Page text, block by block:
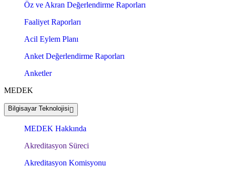
Öz ve Akran Değerlendirme Raporları
Faaliyet Raporları
Acil Eylem Planı
Anket Değerlendirme Raporları
Anketler
MEDEK
Bilgisayar Teknolojisi
MEDEK Hakkında
Akreditasyon Süreci
Akreditasyon Komisyonu